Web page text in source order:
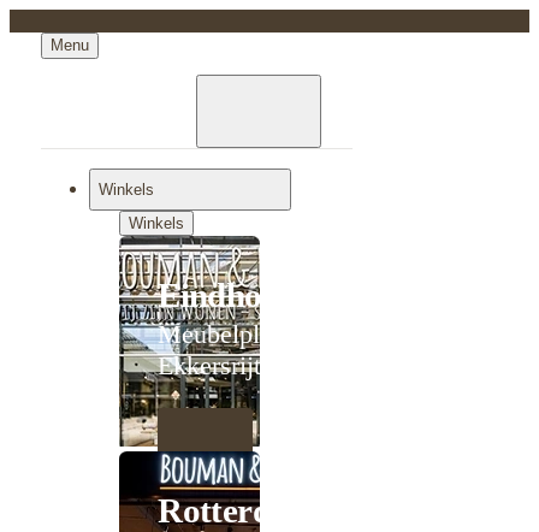
Menu
Winkels
Winkels
Eindhoven
Meubelplein
Ekkersrijt
Rotterdam